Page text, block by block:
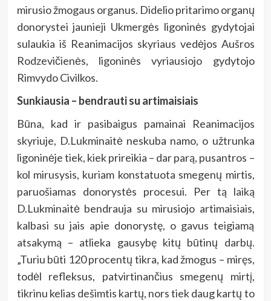
mirusio žmogaus organus. Didelio pritarimo organų
donorystei jaunieji Ukmergės ligoninės gydytojai
sulaukia iš Reanimacijos skyriaus vedėjos Aušros
Rodzevičienės, ligoninės vyriausiojo gydytojo
Rimvydo Civilkos.
Sunkiausia – bendrauti su artimaisiais
Būna, kad ir pasibaigus pamainai Reanimacijos
skyriuje, D.Lukminaitė neskuba namo, o užtrunka
ligoninėje tiek, kiek prireikia – dar parą, pusantros –
kol mirusysis, kuriam konstatuota smegenų mirtis,
paruošiamas donorystės procesui. Per tą laiką
D.Lukminaitė bendrauja su mirusiojo artimaisiais,
kalbasi su jais apie donorystę, o gavus teigiamą
atsakymą – atlieka gausybę kitų būtinų darbų.
„Turiu būti 120 procentų tikra, kad žmogus – miręs,
todėl refleksus, patvirtinančius smegenų mirtį,
tikrinu kelias dešimtis kartų, nors tiek daug kartų to